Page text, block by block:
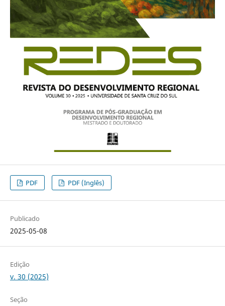
PDF PDF (Inglês)
Publicado
2025-05-08
Edição
v. 30 (2025)
Seção